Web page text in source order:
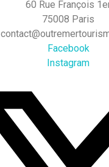
60 Rue François
75008 Paris
Facebook
Instagram